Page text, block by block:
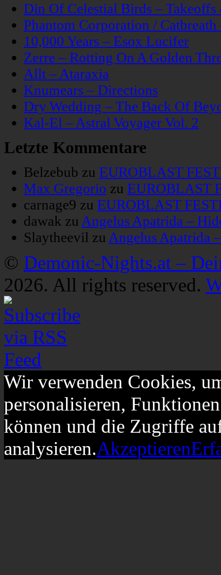
Din Of Celestial Birds –
Phantom Corporation /
10,000 Years – Esox Lucifer
Zerre – Rotting On A Golden
Allt – Ataraxia
Knumears – Directions
Dry Wedding – The Back Of
Kal-El – Astral Voyager Vol. 2
Letzte Kommentare
Belzebub zu EUROBLAST
Max Gregorio zu EUROBLAST
carnage9 zu EUROBLAST
dawak zuAngelus Apatrida –
Slaytheevil zuAngelus Apatrida
© Demonic-Nights.at –
2026. All rights reserved.
Wir verwenden Cookies,
personalisieren,
können und die Zugriffe
analysieren.Akzeptieren